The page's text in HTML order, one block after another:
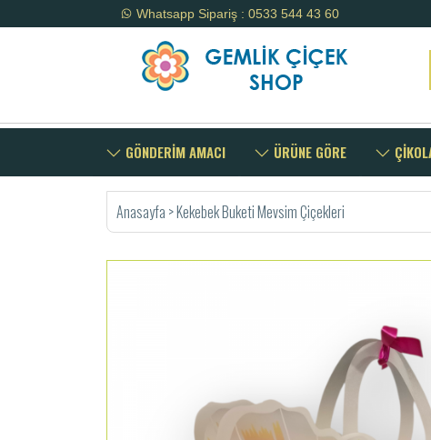
Whatsapp Sipariş : 0533 544 43 60
GÖNDERİM AMACI ÜRÜNE GÖRE
Anasayfa >Kekebek Buketi Mevsim Çiçekleri